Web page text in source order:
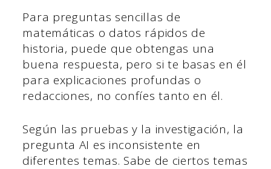
Para preguntas sencillas de
matemáticas o datos rápidos de
historia, puede que obtengas una
buena respuesta, pero si te basas en él
para explicaciones profundas o
redacciones, no confíes tanto en él.
Según las pruebas y la investigación, la
pregunta AI es inconsistente en
diferentes temas. Sabe de ciertos temas